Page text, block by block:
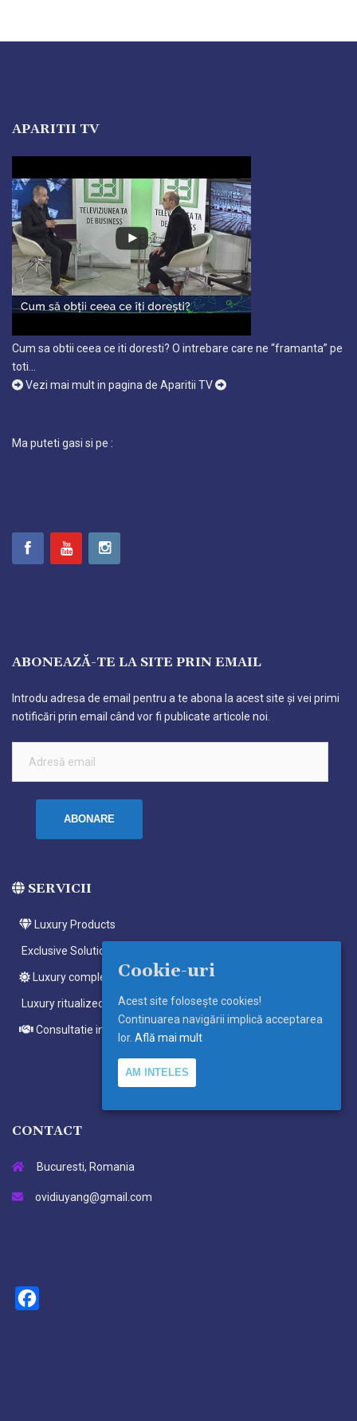
APARITII TV
Cum sa obtii ceea ce iti doresti? O intrebare care ne “framanta” pe
toti…
Vezi mai mult in pagina de Aparitii TV
Ma puteti gasi si pe :
ABONEAZĂ-TE LA SITE PRIN EMAIL
Introdu adresa de email pentru a te abona la acest site și vei primi
notificări prin email când vor fi publicate articole noi.
email
ABONARE
SERVICII
Luxury Products
Exclusive Solutions
Luxury complete ritualized meditations
Luxury ritualized meditations
Consultatie individuala
CONTACT
Bucuresti, Romania
ovidiuyang@gmail.com
Cookie-uri
Acest site foloseşte cookies!
Continuarea navigării implică acceptarea
lor. Află mai mult
AM INTELES